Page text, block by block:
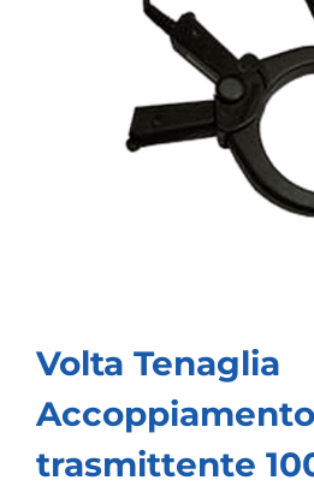
Volta Tenaglia
Accoppiamento
trasmittente